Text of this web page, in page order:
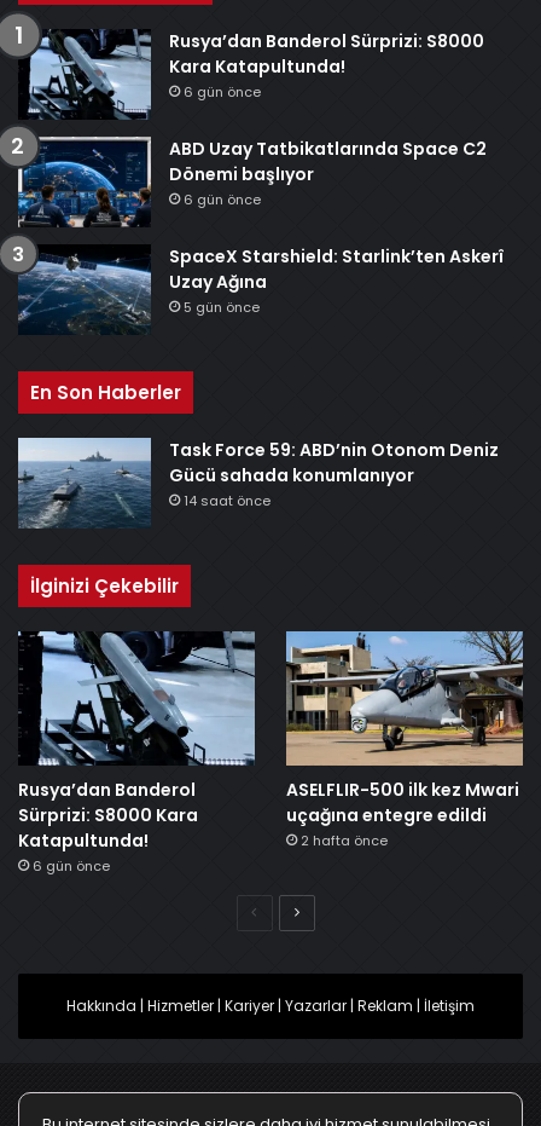
Rusya’dan Banderol Sürprizi: S8000
Kara Katapultunda!
6 gün önce
ABD Uzay Tatbikatlarında Space C2
Dönemi başlıyor
6 gün önce
SpaceX Starshield: Starlink’ten Askerî
Uzay Ağına
5 gün önce
En Son Haberler
Task Force 59: ABD’nin Otonom Deniz
Gücü sahada konumlanıyor
14 saat önce
İlginizi Çekebilir
Rusya’dan Banderol
Sürprizi: S8000 Kara
Katapultunda!
6 gün önce
ASELFLIR-500 ilk kez Mwari
uçağına entegre edildi
2 hafta önce
ÖncekiSonraki
Hakkında | Hizmetler | Kariyer | Yazarlar | Reklam | İletişim